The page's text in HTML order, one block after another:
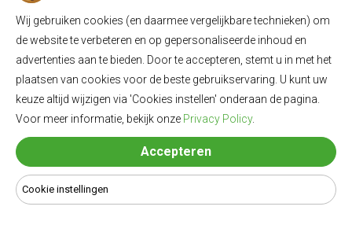
Wij gebruiken cookies (en daarmee vergelijkbare technieken) om
de website te verbeteren en op gepersonaliseerde inhoud en
advertenties aan te bieden. Door te accepteren, stemt u in met het
plaatsen van cookies voor de beste gebruikservaring. U kunt uw
keuze altijd wijzigen via 'Cookies instellen' onderaan de pagina.
Voor meer informatie, bekijk onze Privacy Policy.
Accepteren
Cookie instellingen